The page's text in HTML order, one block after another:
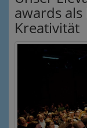
awards
Kreativität